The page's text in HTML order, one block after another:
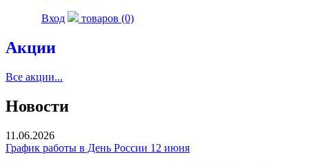
Вход товаров (0)
Акции
Все акции...
Новости
11.06.2026
График работы в День России 12 июня